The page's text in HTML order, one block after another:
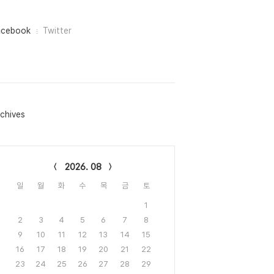
Twitter
2026. 08
일 월 화 수 목 금 토
1
2
3 4 5 6 7
8
9
10 11 12 13 14
15
16
17 18 19 20 21
22
23
24 25 26 27 28 29